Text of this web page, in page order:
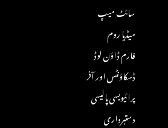
سائٹ میپ
میڈیا روم
فارم ڈاؤن لوڈ
ڈسکاؤنٹس اور آفر
پرائیویسی پالیسی
دستبرداری